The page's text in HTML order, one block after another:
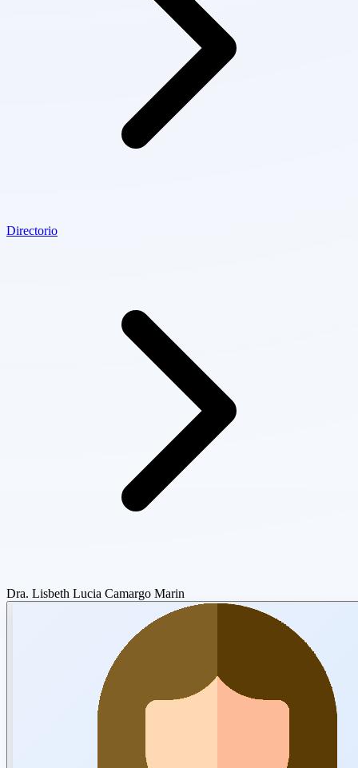
Directorio
Dra. Lisbeth Lucia Camargo Marin